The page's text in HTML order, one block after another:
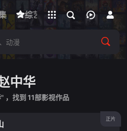
综艺 动漫 短剧
户端
立即登录
中华
，找到 11部影视作品
正片